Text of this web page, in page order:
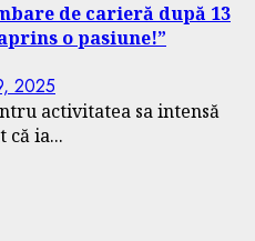
de carieră după 13
o pasiune!”
2025
activitatea sa intensă
că ia...